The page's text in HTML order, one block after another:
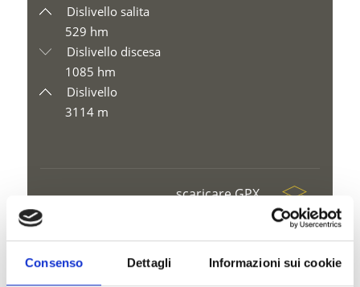
Consenso Dettagli Informazioni sui cookie
Dislivello salita
529 hm
Dislivello discesa
1085 hm
Dislivello
3114 m
scaricare GPX